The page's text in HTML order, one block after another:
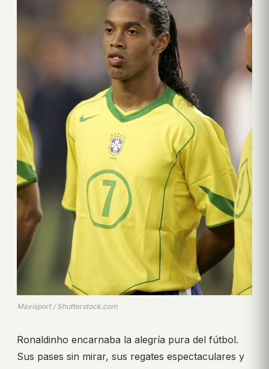
Maxisport / Shutterstock.com
Ronaldinho encarnaba la alegría pura del fútbol.
Sus pases sin mirar, sus regates espectaculares y